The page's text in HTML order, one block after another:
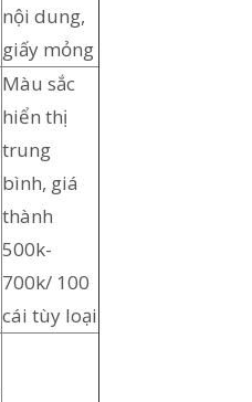
nội dung,
giấy mỏng
Màu sắc
hiển thị
trung
bình, giá
thành
500k-
700k/ 100
cái tùy loại